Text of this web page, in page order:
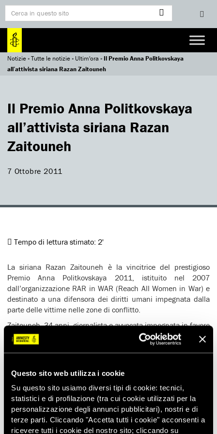
Questo sito web utilizza i cookie
Su questo sito usiamo diversi tipi di cookie: tecnici,
statistici e di profilazione (tra cui cookie utilizzati per la
personalizzazione degli annunci pubblicitari), nostri e di
terze parti. Cliccando "Accetta tutti i cookie" acconsenti a
ricevere tutti i cookie del nostro sito; cliccando su
Notizie»Tutte le notizie» Ultim'ora »Il Premio Anna Politkovskaya
all’attivista siriana Razan Zaitouneh
Il Premio Anna Politkovskaya
all’attivista siriana Razan
Zaitouneh
7 Ottobre 2011
Tempo di lettura stimato: 2'
La siriana Razan Zaitouneh è la vincitrice del prestigioso
Premio Anna Politkovskaya 2011, istituito nel 2007
dall’organizzazione RAR in WAR (Reach All Women in War) e
destinato a una difensora dei diritti umani impegnata dalla
parte delle vittime nelle zone di conflitto.
Zaitouneh, 34 anni, giornalista e avvocata impegnata in favore
dei diritti umani dal 2001, è stata tra le protagoniste delle
prime manifestazioni contro il governo siriano prima di essere
coordinamento locali, le violazioni dei diritti umani perpetrate
dalle forze di sicurezza siriane.
Suo marito, Wa’el Hammada, è stato arrestato il 30 aprile ed è
stato rilasciato il 1° agosto, dopo mesi di torture, in attesa del
processo.